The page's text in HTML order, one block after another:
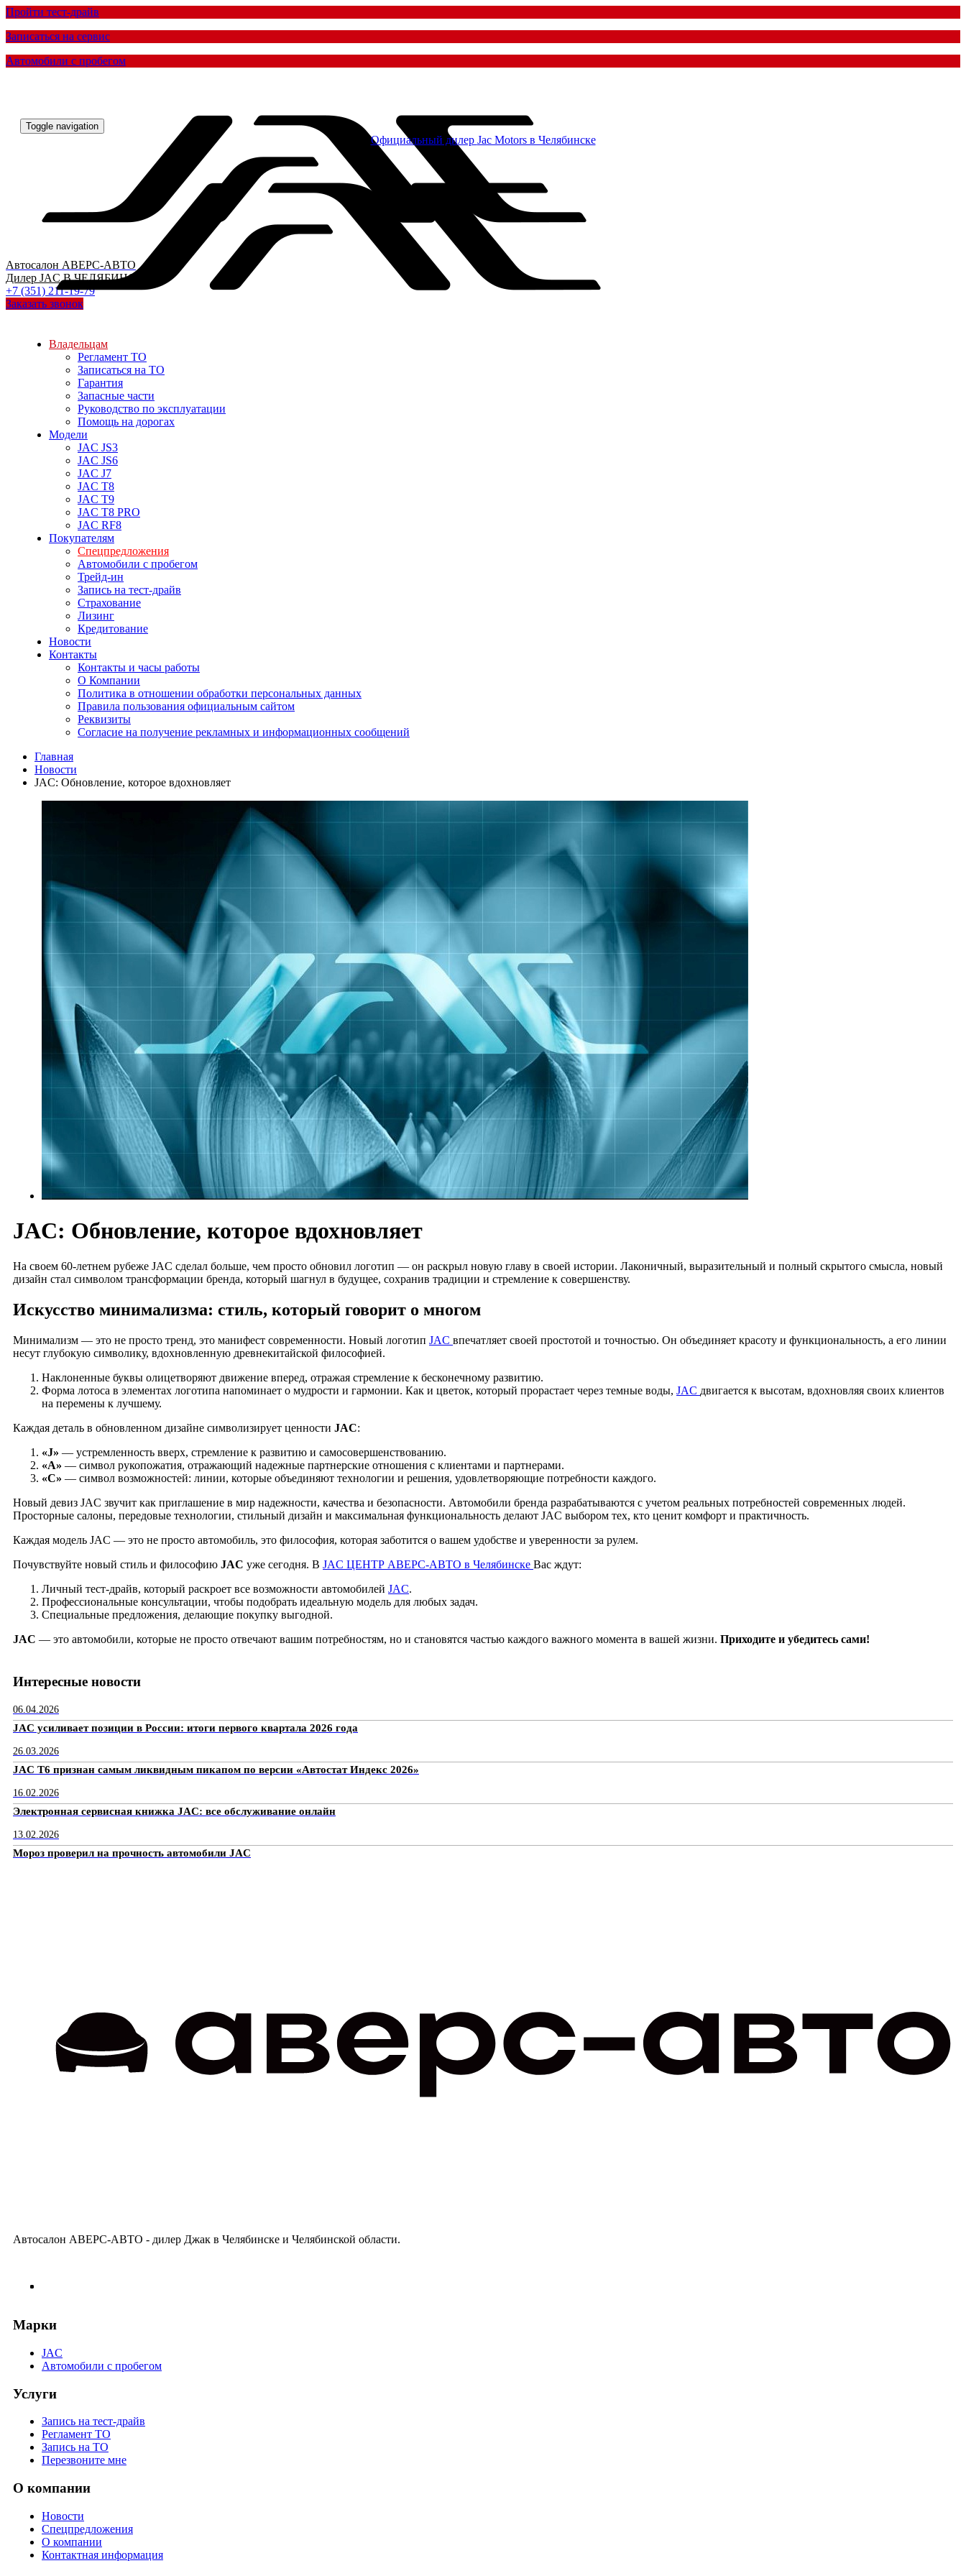
Пройти тест-драйв
Записаться на сервис
Автомобили с пробегом
Автосалон АВЕРС-АВТО
Дилер JACВ ЧЕЛЯБИНСКЕ
+7 (351) 211-19-79
Заказать звонок
Toggle navigation
Официальный дилер Jac Motors в Челябинске
Владельцам
Регламент ТО
Записаться на ТО
Гарантия
Запасные части
Руководство по эксплуатации
Помощь на дорогах
Модели
JAC JS3
JAC JS6
JAC J7
JAC T8
JAC T9
JAC T8 PRO
JAC RF8
Покупателям
Спецпредложения
Автомобили с пробегом
Трейд-ин
Запись на тест-драйв
Страхование
Лизинг
Кредитование
Новости
Контакты
Контакты и часы работы
О Компании
Политика в отношении обработки персональных данных
Правила пользования официальным сайтом
Реквизиты
Согласие на получение рекламных и информационных сообщений
Главная
Новости
JAC: Обновление, которое вдохновляет
JAC: Обновление, которое вдохновляет
На своем 60-летнем рубеже JAC сделал больше, чем просто обновил логотип — он раскрыл новую главу в своей истории. Лаконичный, выразительный и полный скрытого смысла, новый
дизайн стал символом трансформации бренда, который шагнул в будущее, сохранив традиции и стремление к совершенству.
Искусство минимализма: стиль, который говорит о многом
Минимализм — это не просто тренд, это манифест современности. Новый логотип JAC впечатляет своей простотой и точностью. Он объединяет красоту и функциональность, а его линии
несут глубокую символику, вдохновленную древнекитайской философией.
Наклоненные буквы олицетворяют движение вперед, отражая стремление к бесконечному развитию.
Форма лотоса в элементах логотипа напоминает о мудрости и гармонии. Как и цветок, который прорастает через темные воды, JAC двигается к высотам, вдохновляя своих клиентов
на перемены к лучшему.
Каждая деталь в обновленном дизайне символизирует ценности JAC:
«J» — устремленность вверх, стремление к развитию и самосовершенствованию.
«A» — символ рукопожатия, отражающий надежные партнерские отношения с клиентами и партнерами.
«C» — символ возможностей: линии, которые объединяют технологии и решения, удовлетворяющие потребности каждого.
Новый девиз JAC звучит как приглашение в мир надежности, качества и безопасности. Автомобили бренда разрабатываются с учетом реальных потребностей современных людей.
Просторные салоны, передовые технологии, стильный дизайн и максимальная функциональность делают JAC выбором тех, кто ценит комфорт и практичность.
Каждая модель JAC — это не просто автомобиль, это философия, которая заботится о вашем удобстве и уверенности за рулем.
Почувствуйте новый стиль и философию JAC уже сегодня. В JAC ЦЕНТР АВЕРС-АВТО в Челябинске Вас ждут:
Личный тест-драйв, который раскроет все возможности автомобилей JAC.
Профессиональные консультации, чтобы подобрать идеальную модель для любых задач.
Специальные предложения, делающие покупку выгодной.
JAC — это автомобили, которые не просто отвечают вашим потребностям, но и становятся частью каждого важного момента в вашей жизни. Приходите и убедитесь сами!
Интересные новости
06.04.2026
JAC усиливает позиции в России: итоги первого квартала 2026 года
26.03.2026
JAC T6 признан самым ликвидным пикапом по версии «Автостат Индекс 2026»
16.02.2026
Электронная сервисная книжка JAC: все обслуживание онлайн
13.02.2026
Мороз проверил на прочность автомобили JAC
Автосалон АВЕРС-АВТО - дилер Джак в Челябинске и Челябинской области.
Марки
JAC
Автомобили с пробегом
Услуги
Запись на тест-драйв
Регламент ТО
Запись на ТО
Перезвоните мне
О компании
Новости
Спецпредложения
О компании
Контактная информация